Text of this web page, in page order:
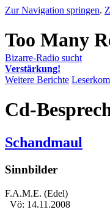
Zur Navigation springen.
Bizarre-Radio sucht
Verstärkung!
Weitere Berichte
Cd-
Schandmaul
Sinnbilder
F.A.M.E. (Edel)
Vö: 14.11.2008